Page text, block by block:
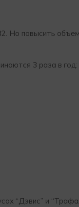
Но повысить
3 раза в
“Дэвис” и